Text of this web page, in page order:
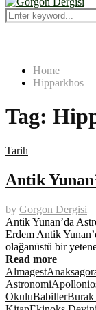
Menu
Search
for:
Home
Hipparkhos
Tag:
Tarih
Antik
by Gorgon Dergisi
Antik Yunan’da
Erdem Antik
olağanüstü bir
Read more
Almagest
Astronomi
OkuluBabillerBurak